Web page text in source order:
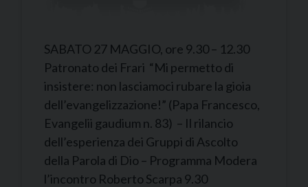
SABATO 27 MAGGIO, ore 9.30 – 12.30
Patronato dei Frari “Mi permetto di
insistere: non lasciamoci rubare la gioia
dell’evangelizzazione!” (Papa Francesco,
Evangelii gaudium n. 83) – Il rilancio
dell’esperienza dei Gruppi di Ascolto
della Parola di Dio – Programma Modera
l’incontro Roberto Scarpa 9.30